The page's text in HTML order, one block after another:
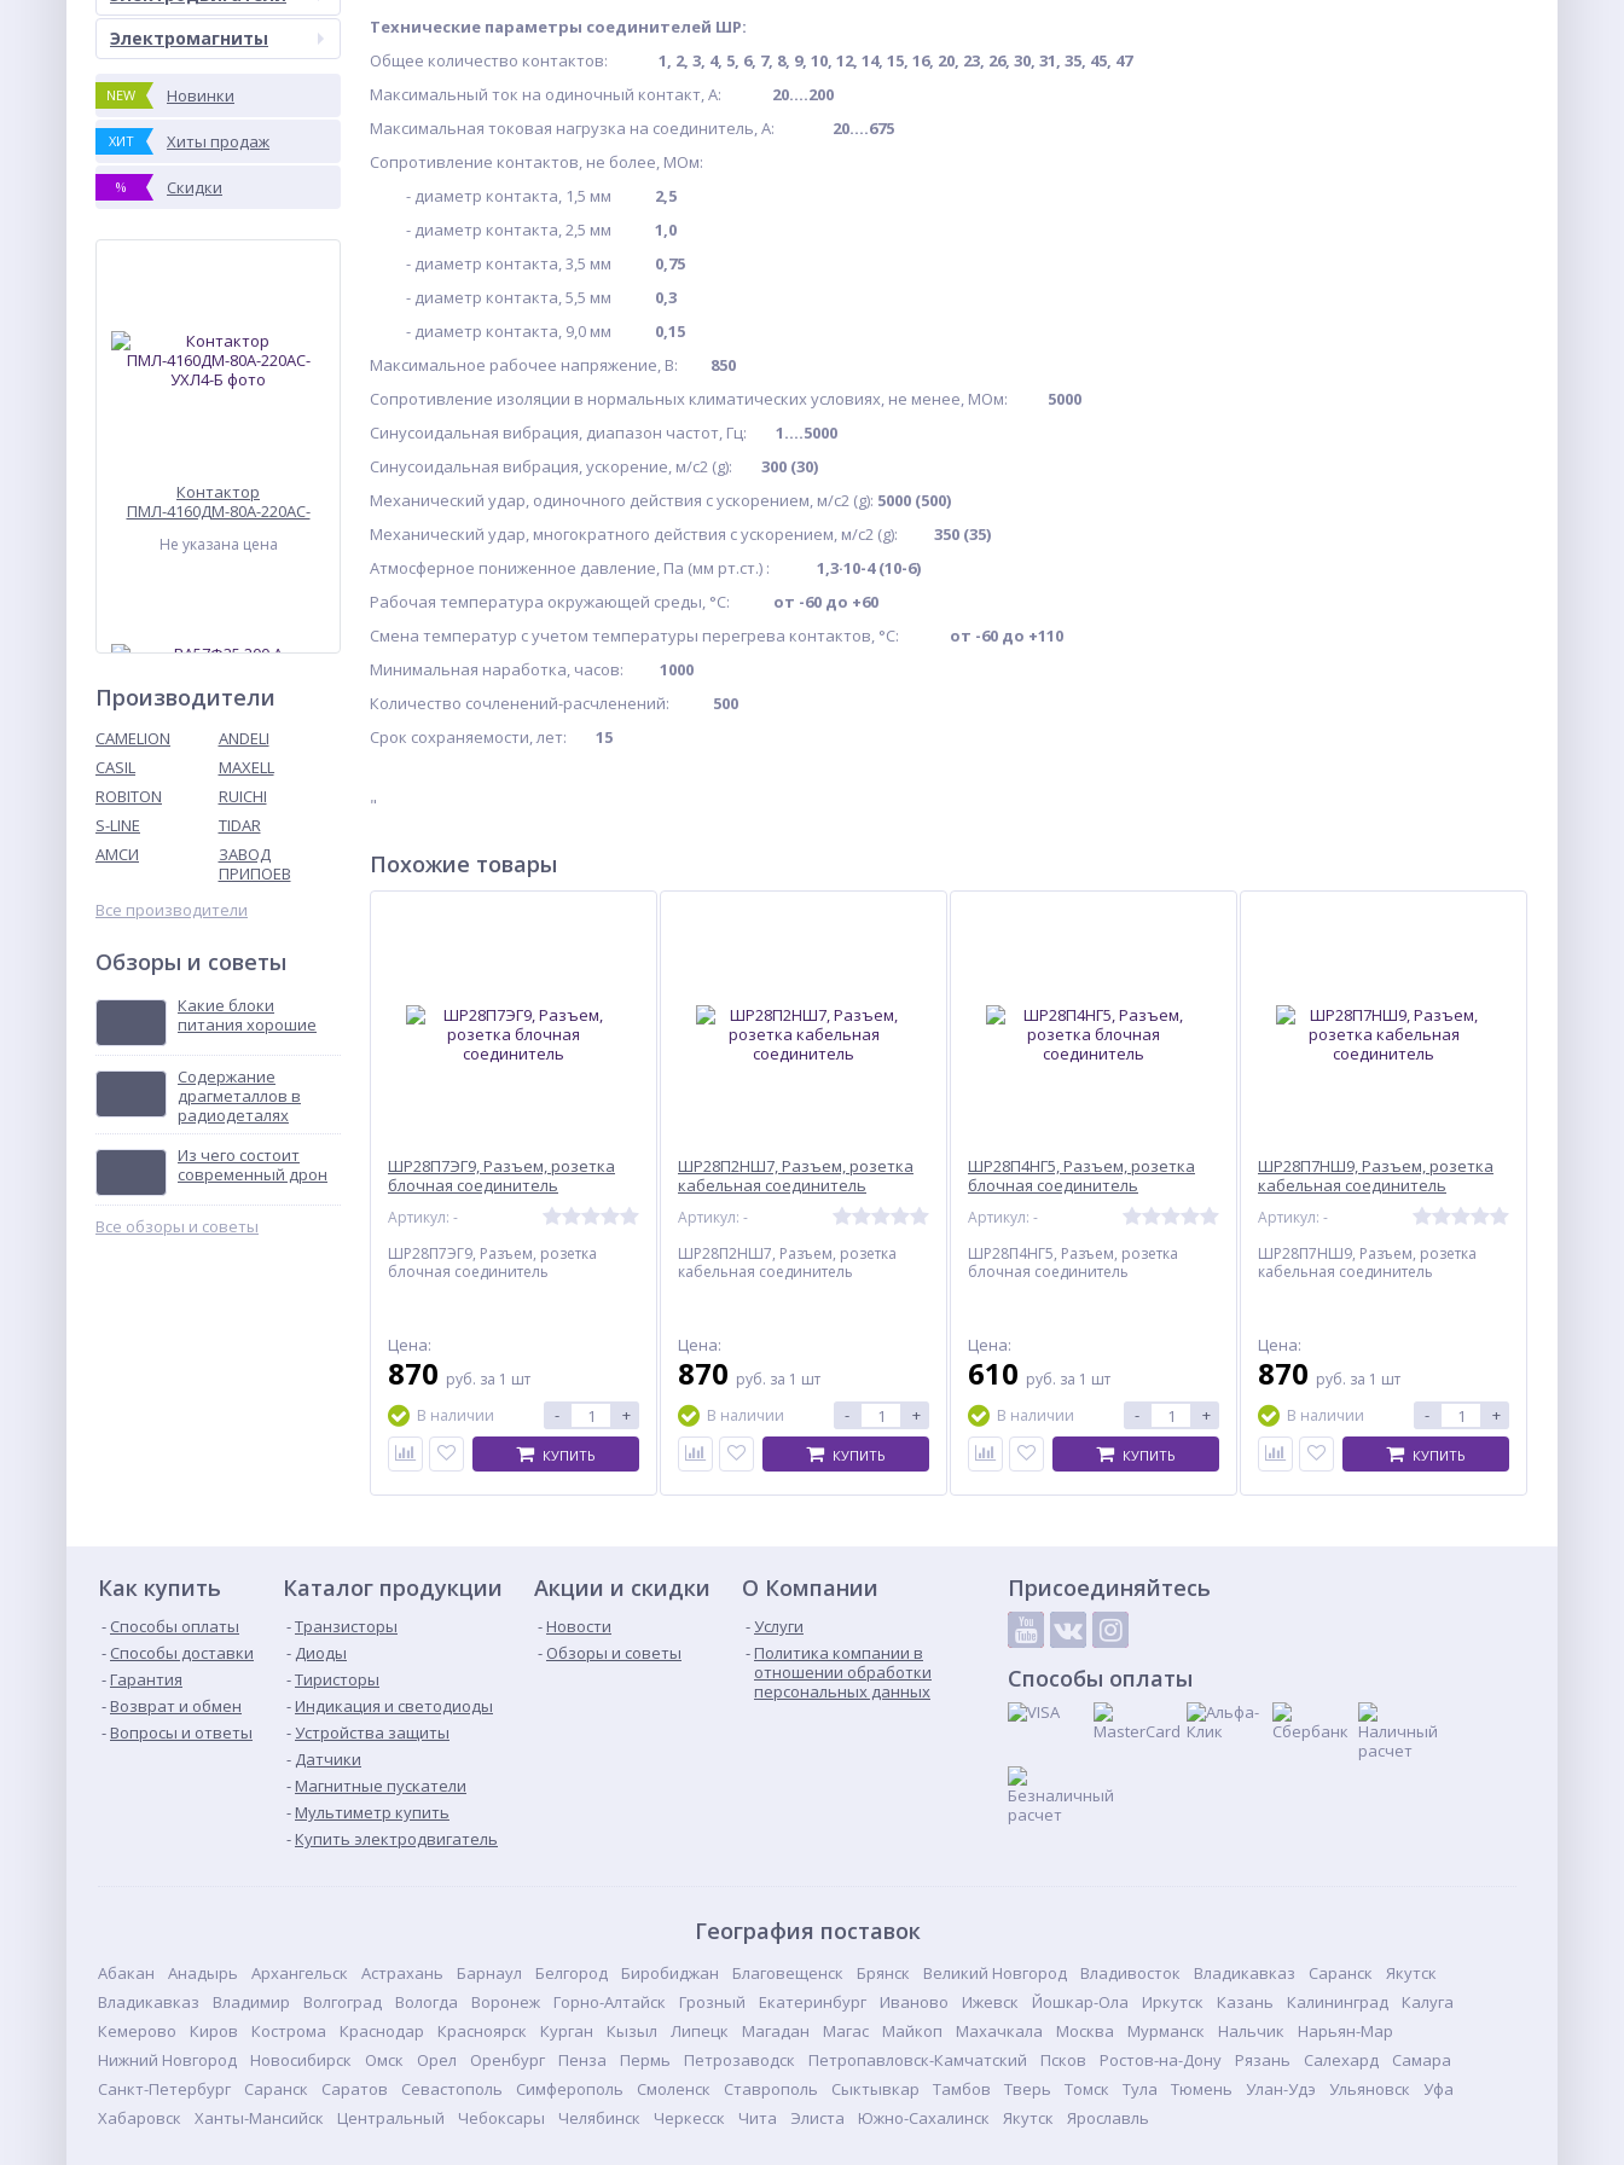
Электромагниты
NEW Новинки
ХИТ Хиты продаж
% Скидки
Контактор
ПМЛ-4160ДМ-80А-220АС-
Не указана цена
ВА57Ф35 200 А
выключатель
Не указана цена
ТВУ-12В тональное
вызывное устройство
Не указана цена
Производители
CAMELION
ANDELI
CASIL
MAXELL
ROBITON
RUICHI
S-LINE
TIDAR
АМСИ
ЗАВОД
ПРИПОЕВ
Все производители
Обзоры и советы
Какие блоки
питания хорошие
Содержание
драгметаллов в
радиодеталях
Из чего состоит
современный дрон
Все обзоры и советы
Технические параметры соединителей ШР:
Общее количество контактов: 1, 2, 3, 4, 5, 6, 7, 8, 9, 10, 12, 14, 15, 16, 20, 23, 26, 30, 31, 35, 45, 47
Максимальный ток на одиночный контакт, А: 20....200
Максимальная токовая нагрузка на соединитель, А: 20....675
Сопротивление контактов, не более, МОм:
- диаметр контакта, 1,5 мм 2,5
- диаметр контакта, 2,5 мм 1,0
- диаметр контакта, 3,5 мм 0,75
- диаметр контакта, 5,5 мм 0,3
- диаметр контакта, 9,0 мм 0,15
Максимальное рабочее напряжение, В: 850
Сопротивление изоляции в нормальных климатических условиях, не менее, МОм: 5000
Синусоидальная вибрация, диапазон частот, Гц: 1....5000
Синусоидальная вибрация, ускорение, м/с2 (g): 300 (30)
Механический удар, одиночного действия с ускорением, м/с2 (g): 5000 (500)
Механический удар, многократного действия с ускорением, м/с2 (g): 350 (35)
Атмосферное пониженное давление, Па (мм рт.ст.) : 1,3·10-4 (10-6)
Рабочая температура окружающей среды, °C: от -60 до +60
Смена температур с учетом температуры перегрева контактов, °C: от -60 до +110
Минимальная наработка, часов: 1000
Количество сочленений-расчленений: 500
Срок сохраняемости, лет: 15
"
Похожие товары
ШР28П7ЭГ9, Разъем, розетка
блочная соединитель
Артикул: -
ШР28П7ЭГ9, Разъем, розетка
блочная соединитель
Цена:
870 руб. за 1 шт
В наличии
- +
КУПИТЬ
ШР28П2НШ7, Разъем, розетка
кабельная соединитель
Артикул: -
ШР28П2НШ7, Разъем, розетка
кабельная соединитель
Цена:
870 руб. за 1 шт
В наличии
- +
КУПИТЬ
ШР28П4НГ5, Разъем, розетка
блочная соединитель
Артикул: -
ШР28П4НГ5, Разъем, розетка
блочная соединитель
Цена:
610 руб. за 1 шт
В наличии
- +
КУПИТЬ
ШР28П7НШ9, Разъем, розетка
кабельная соединитель
Артикул: -
ШР28П7НШ9, Разъем, розетка
кабельная соединитель
Цена:
870 руб. за 1 шт
В наличии
- +
КУПИТЬ
Как купить
Способы оплаты
Способы доставки
Гарантия
Возврат и обмен
Вопросы и ответы
Каталог продукции
Транзисторы
Диоды
Тиристоры
Индикация и светодиоды
Устройства защиты
Датчики
Магнитные пускатели
Мультиметр купить
Купить электродвигатель
Акции и скидки
Новости
Обзоры и советы
О Компании
Услуги
Политика компании в
отношении обработки
персональных данных
Присоединяйтесь
Способы оплаты
География поставок
Абакан Анадырь Архангельск Астрахань Барнаул Белгород Биробиджан Благовещенск Брянск Великий Новгород Владивосток Владикавказ Саранск
Якутск
Владикавказ
Владимир Волгоград Вологда Воронеж Горно-Алтайск Грозный Екатеринбург Иваново Ижевск Йошкар-Ола Иркутск Казань Калининград
Калуга
Кемерово
Киров Кострома Краснодар Красноярск Курган Кызыл Липецк Магадан Магас Майкоп Махачкала Москва Мурманск Нальчик
Нарьян-Мар
Нижний Новгород
Новосибирск Омск Орел Оренбург Пенза Пермь Петрозаводск Петропавловск-Камчатский Псков Ростов-на-Дону Рязань Салехард
Самара
Санкт-Петербург
Саранск Саратов Севастополь Симферополь Смоленск Ставрополь Сыктывкар Тамбов Тверь Томск Тула Тюмень Улан-Удэ Ульяновск
Уфа
Хабаровск
Ханты-Мансийск Центральный Чебоксары Челябинск Черкесск Чита Элиста Южно-Сахалинск Якутск Ярославль